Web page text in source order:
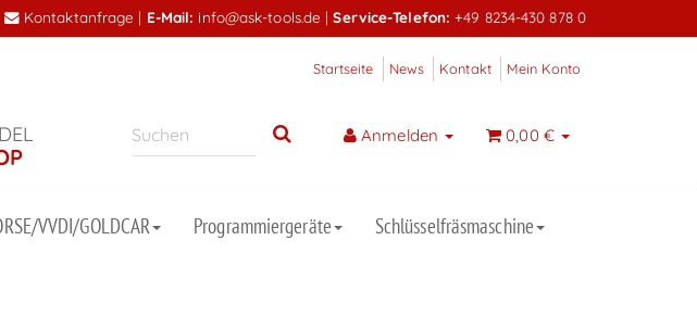
Kontaktanfrage | E-Mail: info@ask-tools.de |Service-Telefon: +49 8234-430 878 0
Startseite News Kontakt Mein Konto
Anmelden 0,00 €
VVDI/GOLDCAR Programmiergeräte Schlüsselfräsmaschine